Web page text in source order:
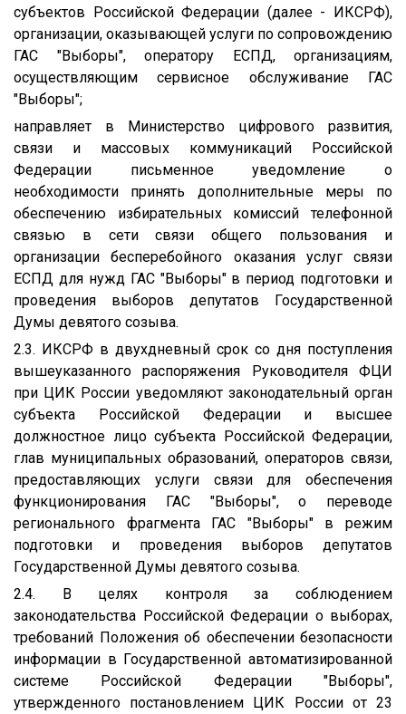
субъектов Российской Федерации (далее - ИКСРФ),
организации, оказывающей услуги по сопровождению
ГАС "Выборы", оператору ЕСПД, организациям,
осуществляющим сервисное обслуживание ГАС
"Выборы";
направляет в Министерство цифрового развития,
связи и массовых коммуникаций Российской
Федерации письменное уведомление о
необходимости принять дополнительные меры по
обеспечению избирательных комиссий телефонной
связью в сети связи общего пользования и
организации бесперебойного оказания услуг связи
ЕСПД для нужд ГАС "Выборы" в период подготовки и
проведения выборов депутатов Государственной
Думы девятого созыва.
2.3. ИКСРФ в двухдневный срок со дня поступления
вышеуказанного распоряжения Руководителя ФЦИ
при ЦИК России уведомляют законодательный орган
субъекта Российской Федерации и высшее
должностное лицо субъекта Российской Федерации,
глав муниципальных образований, операторов связи,
предоставляющих услуги связи для обеспечения
функционирования ГАС "Выборы", о переводе
регионального фрагмента ГАС "Выборы" в режим
подготовки и проведения выборов депутатов
Государственной Думы девятого созыва.
2.4. В целях контроля за соблюдением
законодательства Российской Федерации о выборах,
требований Положения об обеспечении безопасности
информации в Государственной автоматизированной
системе Российской Федерации "Выборы",
утвержденного постановлением ЦИК России от 23